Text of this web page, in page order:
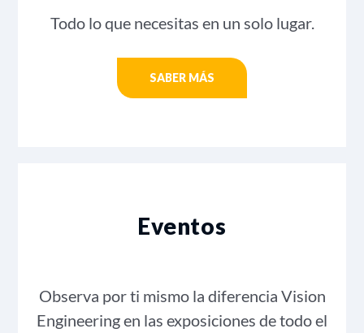
Todo lo que necesitas en un solo lugar.
SABER MÁS
Eventos
Observa por ti mismo la diferencia Vision
Engineering en las exposiciones de todo el